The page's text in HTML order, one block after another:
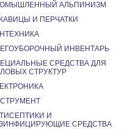
АЛЬПИНИЗМ
И ПЕРЧАТКИ
ИНВЕНТАРЬ
СРЕДСТВА ДЛЯ
СТРУКТУР
И
СРЕДСТВА